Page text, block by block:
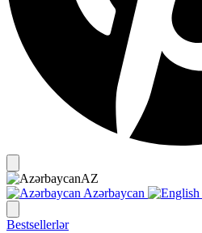
AZ
Azərbaycan
Bestsellerlər